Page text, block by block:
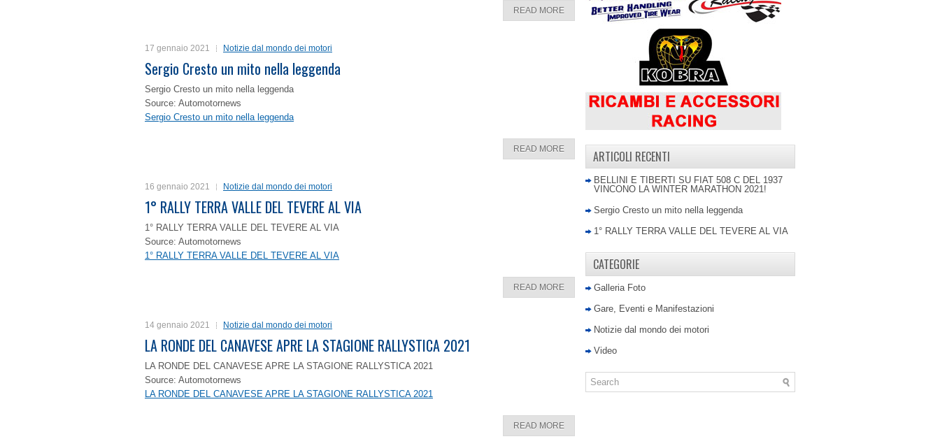
READ MORE
17 gennaio 2021 Notizie dal mondo dei motori
Sergio Cresto un mito nella leggenda
Sergio Cresto un mito nella leggenda
Source: Automotornews
Sergio Cresto un mito nella leggenda
READ MORE
16 gennaio 2021 Notizie dal mondo dei motori
1° RALLY TERRA VALLE DEL TEVERE AL VIA
1° RALLY TERRA VALLE DEL TEVERE AL VIA
Source: Automotornews
1° RALLY TERRA VALLE DEL TEVERE AL VIA
READ MORE
14 gennaio 2021 Notizie dal mondo dei motori
LA RONDE DEL CANAVESE APRE LA STAGIONE RALLYSTICA 2021
LA RONDE DEL CANAVESE APRE LA STAGIONE RALLYSTICA 2021
Source: Automotornews
LA RONDE DEL CANAVESE APRE LA STAGIONE RALLYSTICA 2021
READ MORE
ARTICOLI RECENTI
BELLINI E TIBERTI SU FIAT 508 C DEL 1937
VINCONO LA WINTER MARATHON 2021!
Sergio Cresto un mito nella leggenda
1° RALLY TERRA VALLE DEL TEVERE AL VIA
CATEGORIE
Galleria Foto
Gare, Eventi e Manifestazioni
Notizie dal mondo dei motori
Video